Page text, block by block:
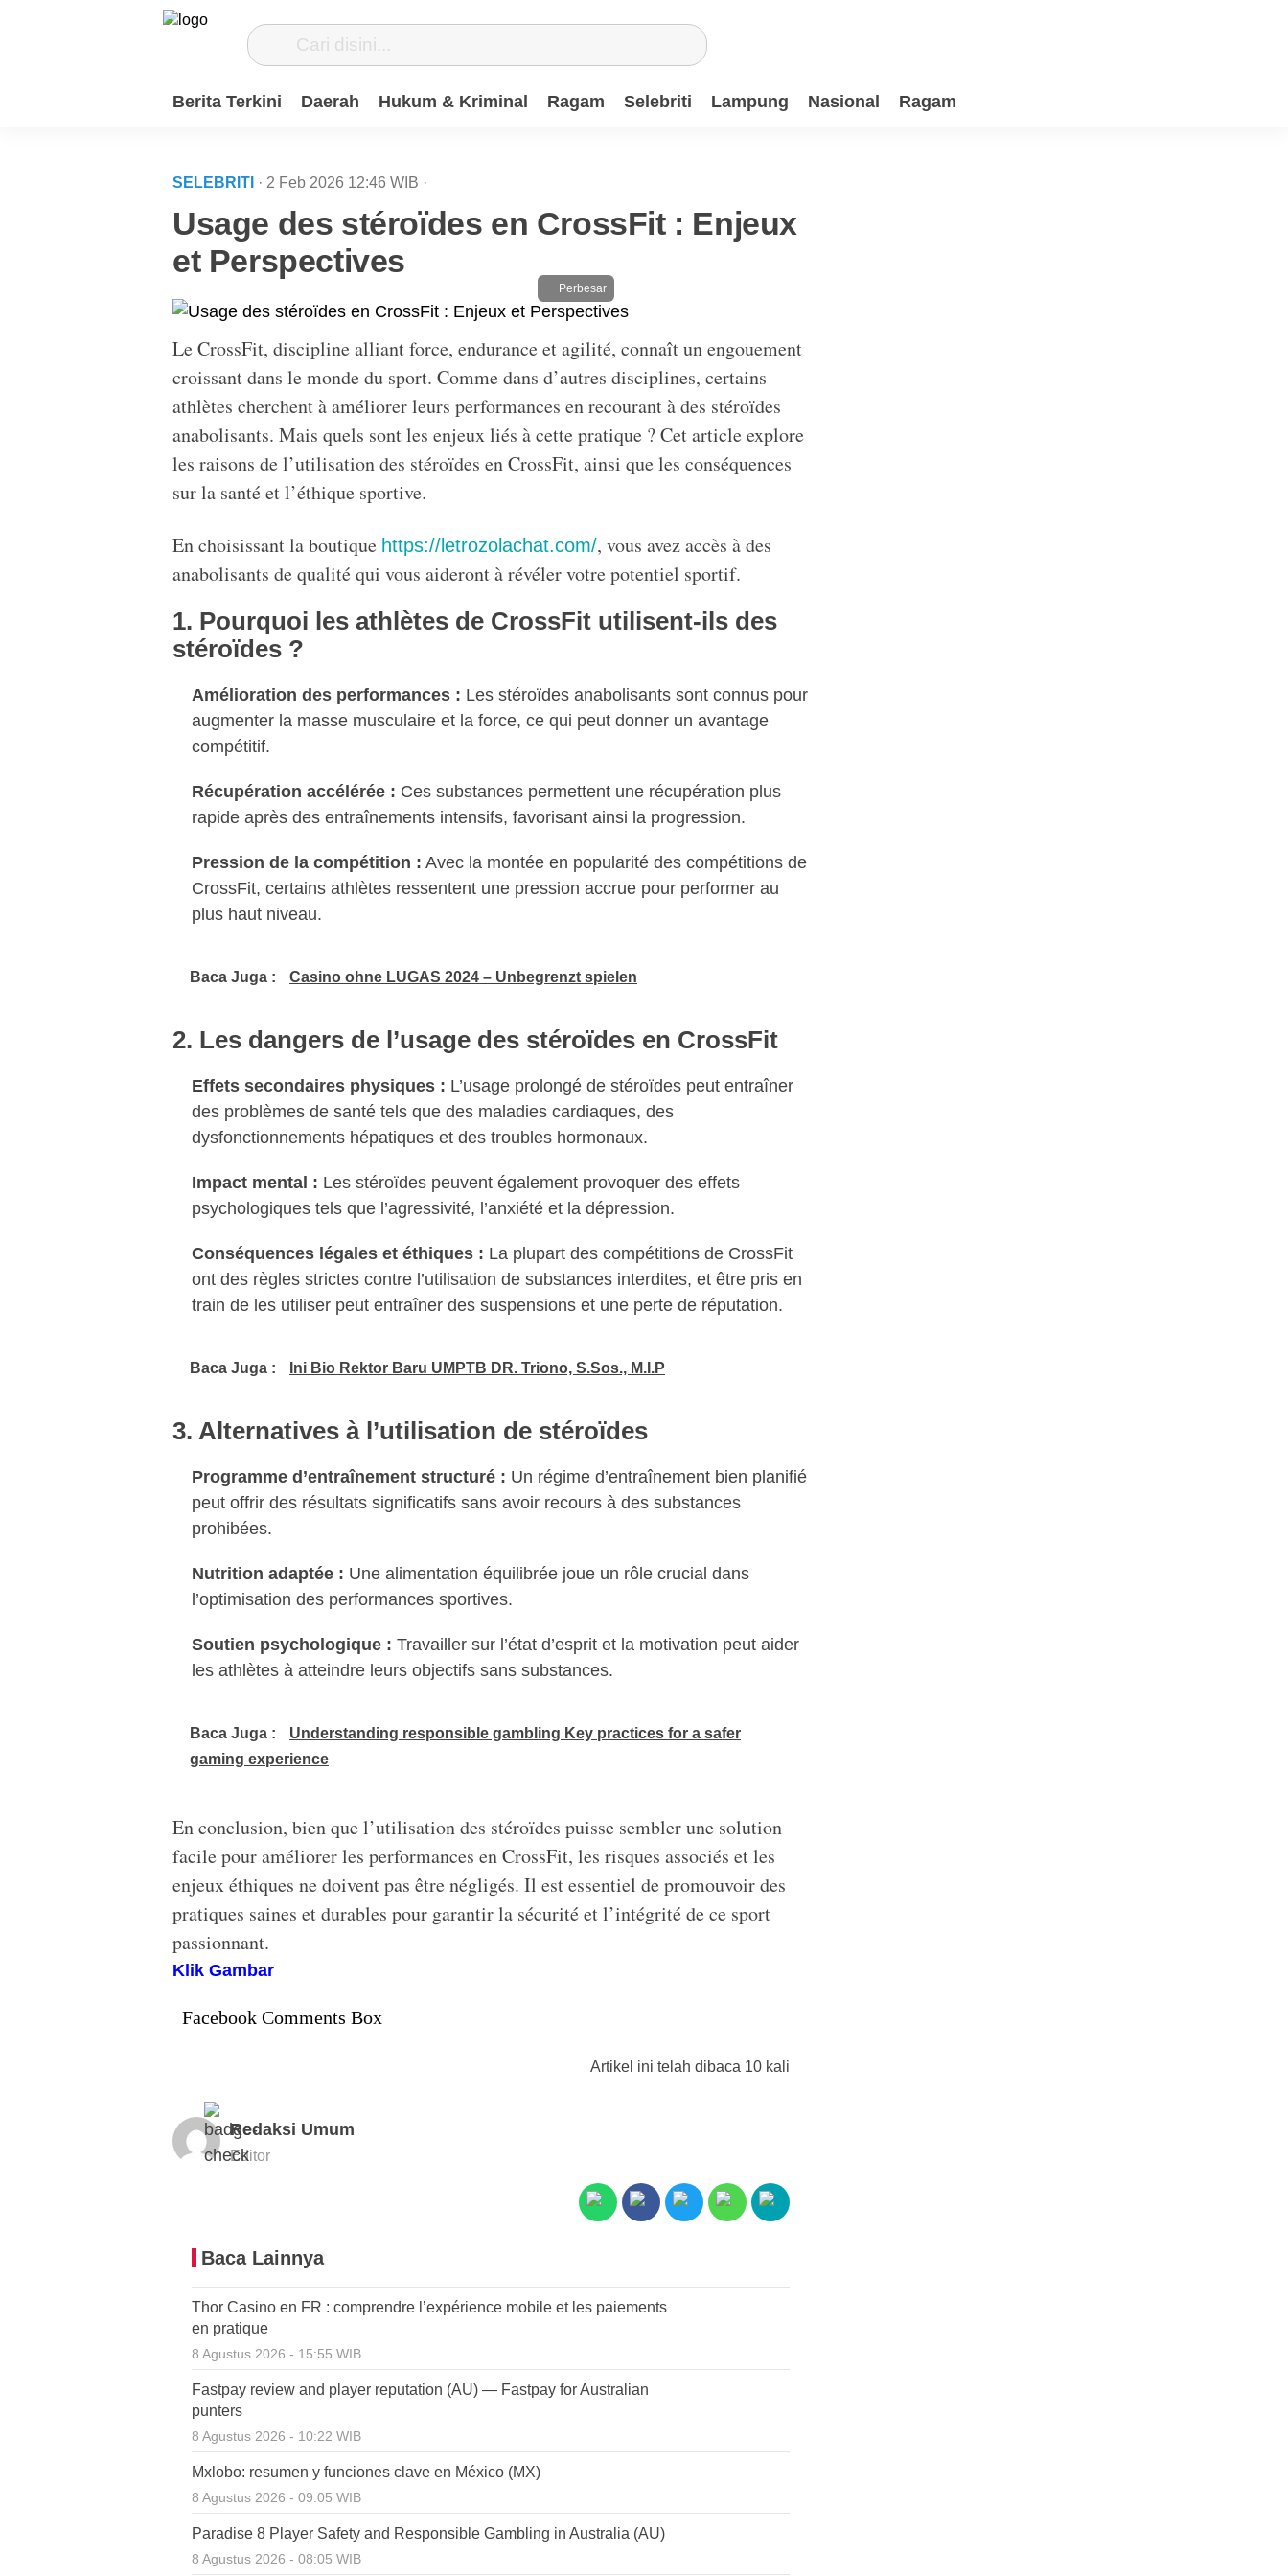
Berita Terkini Daerah Hukum & Kriminal Ragam Selebriti Lampung Nasional Ragam
SELEBRITI · 2 Feb 2026 12:46 WIB ·
Usage des stéroïdes en CrossFit : Enjeux
et Perspectives
Perbesar
Le CrossFit, discipline alliant force, endurance et agilité, connaît un engouement
croissant dans le monde du sport. Comme dans d’autres disciplines, certains
athlètes cherchent à améliorer leurs performances en recourant à des stéroïdes
anabolisants. Mais quels sont les enjeux liés à cette pratique ? Cet article explore
les raisons de l’utilisation des stéroïdes en CrossFit, ainsi que les conséquences
sur la santé et l’éthique sportive.
En choisissant la boutique https://letrozolachat.com/, vous avez accès à des
anabolisants de qualité qui vous aideront à révéler votre potentiel sportif.
1. Pourquoi les athlètes de CrossFit utilisent-ils des
stéroïdes ?
Amélioration des performances : Les stéroïdes anabolisants sont connus pour
augmenter la masse musculaire et la force, ce qui peut donner un avantage
compétitif.
Récupération accélérée : Ces substances permettent une récupération plus
rapide après des entraînements intensifs, favorisant ainsi la progression.
Pression de la compétition : Avec la montée en popularité des compétitions de
CrossFit, certains athlètes ressentent une pression accrue pour performer au
plus haut niveau.
Baca Juga : Casino ohne LUGAS 2024 – Unbegrenzt spielen
2. Les dangers de l’usage des stéroïdes en CrossFit
Effets secondaires physiques : L’usage prolongé de stéroïdes peut entraîner
des problèmes de santé tels que des maladies cardiaques, des
dysfonctionnements hépatiques et des troubles hormonaux.
Impact mental : Les stéroïdes peuvent également provoquer des effets
psychologiques tels que l’agressivité, l’anxiété et la dépression.
Conséquences légales et éthiques : La plupart des compétitions de CrossFit
ont des règles strictes contre l’utilisation de substances interdites, et être pris en
train de les utiliser peut entraîner des suspensions et une perte de réputation.
Baca Juga : Ini Bio Rektor Baru UMPTB DR. Triono, S.Sos., M.I.P
3. Alternatives à l’utilisation de stéroïdes
Programme d’entraînement structuré : Un régime d’entraînement bien planifié
peut offrir des résultats significatifs sans avoir recours à des substances
prohibées.
Nutrition adaptée : Une alimentation équilibrée joue un rôle crucial dans
l’optimisation des performances sportives.
Soutien psychologique : Travailler sur l’état d’esprit et la motivation peut aider
les athlètes à atteindre leurs objectifs sans substances.
Baca Juga :
Understanding responsible gambling Key practices for a safer
gaming experience
En conclusion, bien que l’utilisation des stéroïdes puisse sembler une solution
facile pour améliorer les performances en CrossFit, les risques associés et les
enjeux éthiques ne doivent pas être négligés. Il est essentiel de promouvoir des
pratiques saines et durables pour garantir la sécurité et l’intégrité de ce sport
passionnant.
Klik Gambar
Facebook Comments Box
Artikel ini telah dibaca 10 kali
Redaksi Umum
Editor
Baca Lainnya
Thor Casino en FR : comprendre l’expérience mobile et les paiements
en pratique
8 Agustus 2026 - 15:55 WIB
Fastpay review and player reputation (AU) — Fastpay for Australian
punters
8 Agustus 2026 - 10:22 WIB
Mxlobo: resumen y funciones clave en México (MX)
8 Agustus 2026 - 09:05 WIB
Paradise 8 Player Safety and Responsible Gambling in Australia (AU)
8 Agustus 2026 - 08:05 WIB